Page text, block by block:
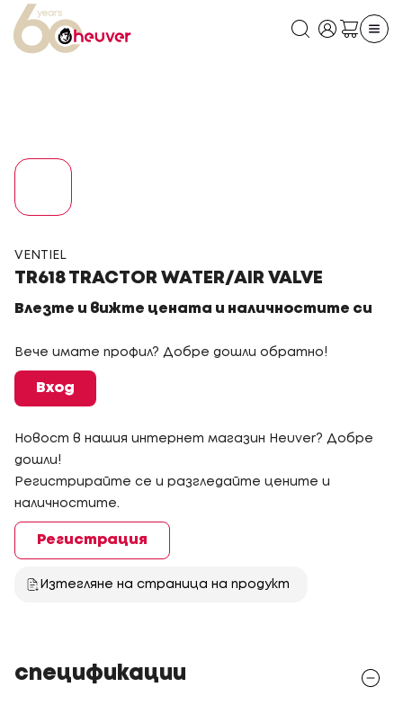
VENTIEL
TR618 TRACTOR WATER/AIR VALVE
Влезте и вижте цената и наличностите си
Вече имате профил? Добре дошли обратно!
Вход
Новост в нашия интернет магазин Heuver? Добре
дошли!
Регистрирайте се и разгледайте цените и
наличностите.
Регистрация
Изтегляне на страница на продукт
спецификации